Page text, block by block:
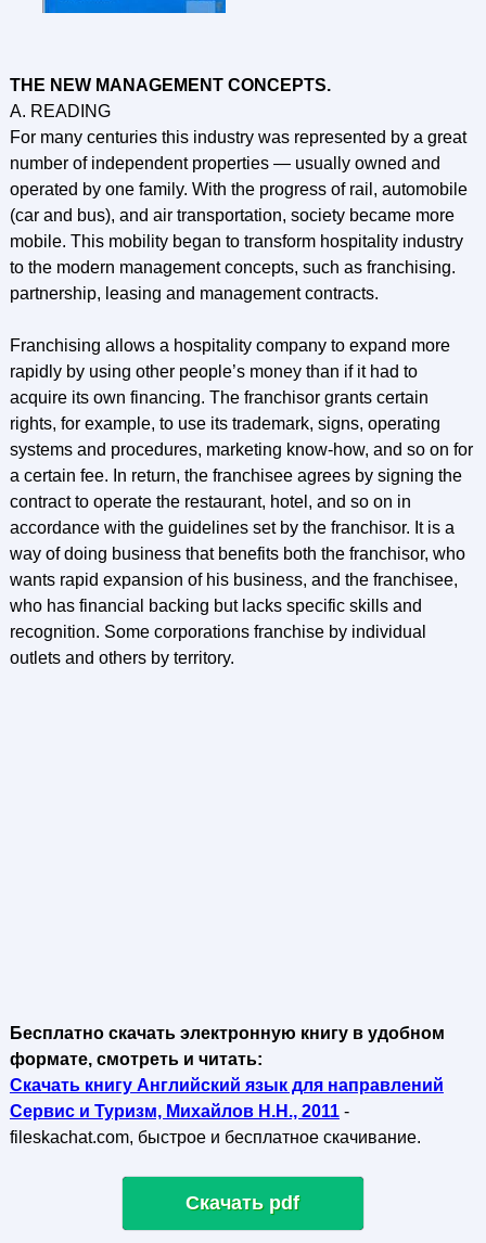
THE NEW MANAGEMENT CONCEPTS.
A. READING
For many centuries this industry was represented by a great
number of independent properties — usually owned and
operated by one family. With the progress of rail, automobile
(car and bus), and air transportation, society became more
mobile. This mobility began to transform hospitality industry
to the modern management concepts, such as franchising.
partnership, leasing and management contracts.
Franchising allows a hospitality company to expand more
rapidly by using other people’s money than if it had to
acquire its own financing. The franchisor grants certain
rights, for example, to use its trademark, signs, operating
systems and procedures, marketing know-how, and so on for
a certain fee. In return, the franchisee agrees by signing the
contract to operate the restaurant, hotel, and so on in
accordance with the guidelines set by the franchisor. It is a
way of doing business that benefits both the franchisor, who
wants rapid expansion of his business, and the franchisee,
who has financial backing but lacks specific skills and
recognition. Some corporations franchise by individual
outlets and others by territory.
Бесплатно скачать электронную книгу в удобном
формате, смотреть и читать:
Скачать книгу Английский язык для направлений
Сервис и Туризм, Михайлов Н.Н., 2011-
fileskachat.com, быстрое и бесплатное скачивание.
Скачать pdf